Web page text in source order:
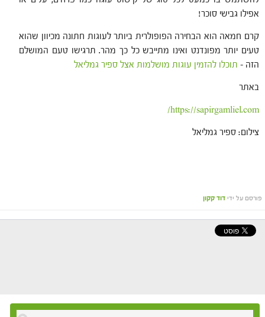
אפילו גבישי סוכר!
קרם חמאה הוא הבחירה הפופולרית ביותר לעוגות חתונה מכיוון שהוא
טעים יותר מפונדנט ואינו מתייבש כל כך מהר. תרגישו טעם המושלם
הזה – תוכלו להזמין עוגות מושלמות אצל ספיר גמליאל
באתר
https://sapirgamliel.com/
צילום: ספיר גמליאל
פורסם על ידי דוד קקון